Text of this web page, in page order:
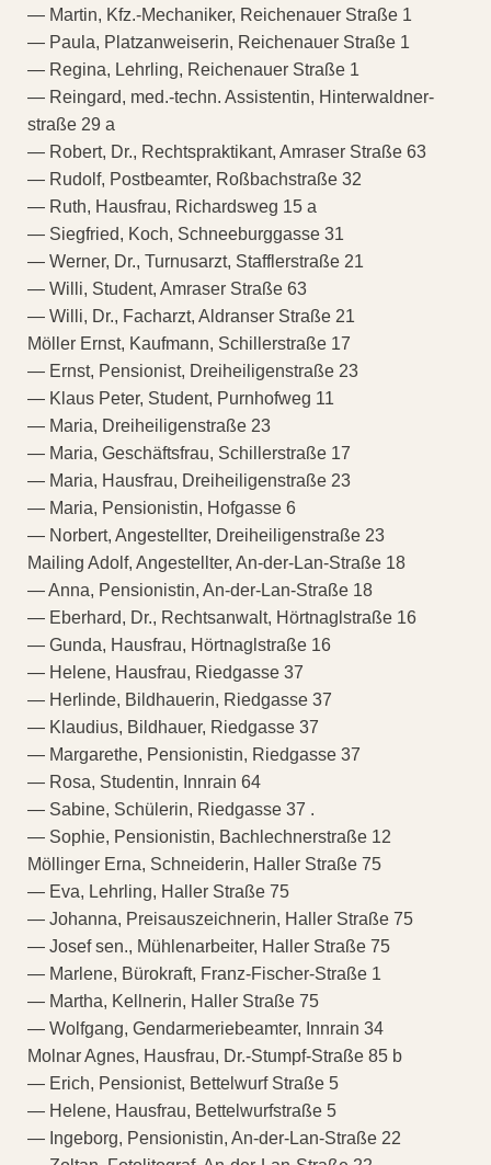
— Martin, Kfz.-Mechaniker, Reichenauer Straße 1
— Paula, Platzanweiserin, Reichenauer Straße 1
— Regina, Lehrling, Reichenauer Straße 1
— Reingard, med.-techn. Assistentin, Hinterwaldner-
straße 29 a
— Robert, Dr., Rechtspraktikant, Amraser Straße 63
— Rudolf, Postbeamter, Roßbachstraße 32
— Ruth, Hausfrau, Richardsweg 15 a
— Siegfried, Koch, Schneeburggasse 31
— Werner, Dr., Turnusarzt, Stafflerstraße 21
— Willi, Student, Amraser Straße 63
— Willi, Dr., Facharzt, Aldranser Straße 21
Möller Ernst, Kaufmann, Schillerstraße 17
— Ernst, Pensionist, Dreiheiligenstraße 23
— Klaus Peter, Student, Purnhofweg 11
— Maria, Dreiheiligenstraße 23
— Maria, Geschäftsfrau, Schillerstraße 17
— Maria, Hausfrau, Dreiheiligenstraße 23
— Maria, Pensionistin, Hofgasse 6
— Norbert, Angestellter, Dreiheiligenstraße 23
Mailing Adolf, Angestellter, An-der-Lan-Straße 18
— Anna, Pensionistin, An-der-Lan-Straße 18
— Eberhard, Dr., Rechtsanwalt, Hörtnaglstraße 16
— Gunda, Hausfrau, Hörtnaglstraße 16
— Helene, Hausfrau, Riedgasse 37
— Herlinde, Bildhauerin, Riedgasse 37
— Klaudius, Bildhauer, Riedgasse 37
— Margarethe, Pensionistin, Riedgasse 37
— Rosa, Studentin, Innrain 64
— Sabine, Schülerin, Riedgasse 37 .
— Sophie, Pensionistin, Bachlechnerstraße 12
Möllinger Erna, Schneiderin, Haller Straße 75
— Eva, Lehrling, Haller Straße 75
— Johanna, Preisauszeichnerin, Haller Straße 75
— Josef sen., Mühlenarbeiter, Haller Straße 75
— Marlene, Bürokraft, Franz-Fischer-Straße 1
— Martha, Kellnerin, Haller Straße 75
— Wolfgang, Gendarmeriebeamter, Innrain 34
Molnar Agnes, Hausfrau, Dr.-Stumpf-Straße 85 b
— Erich, Pensionist, Bettelwurf Straße 5
— Helene, Hausfrau, Bettelwurfstraße 5
— Ingeborg, Pensionistin, An-der-Lan-Straße 22